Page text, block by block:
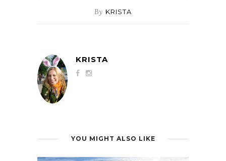
By KRISTA
KRISTA
YOU MIGHT ALSO LIKE